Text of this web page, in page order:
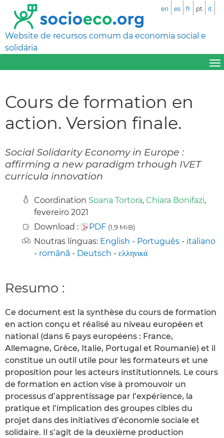
Website de recursos comum da economia social e
solidária
en es fr pt it
Cours de formation en
action. Version finale.
Social Solidarity Economy in Europe :
affirming a new paradigm trhough IVET
curricula innovation
Coordination Soana Tortora, Chiara Bonifazi,
fevereiro 2021
Download :
PDF (1,9 MiB)
Noutras línguas: English - Português - italiano
- română - Deutsch - ελληνικά
Resumo :
Ce document est la synthèse du cours de formation
en action conçu et réalisé au niveau européen et
national (dans 6 pays européens : France,
Allemagne, Grèce, Italie, Portugal et Roumanie) et il
constitue un outil utile pour les formateurs et une
proposition pour les acteurs institutionnels. Le cours
de formation en action vise à promouvoir un
processus d’apprentissage par l’expérience, la
pratique et l’implication des groupes cibles du
projet dans des initiatives d’économie sociale et
solidaire. Il s’agit de la deuxième production